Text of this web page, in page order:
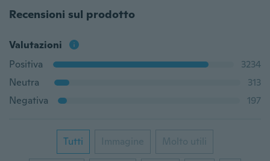
Recensioni sul prodotto
Valutazioni
Positiva
3234
Neutra
313
Negativa
197
Tutti Immagine Molto utili